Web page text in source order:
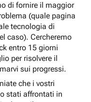
di fornire il maggior
(quale pagina
tecnologia di
caso). Cercheremo
entro 15 giorni
per risolvere il
sui progressi.
che i vostri
stati affrontati in